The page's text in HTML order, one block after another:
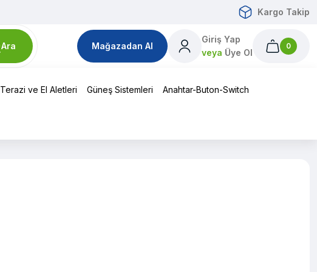
Kargo Takip
Ara Mağazadan Al
Giriş Yap
veya Üye Ol
0
Terazi ve El Aletleri Güneş Sistemleri Anahtar-Buton-Switch